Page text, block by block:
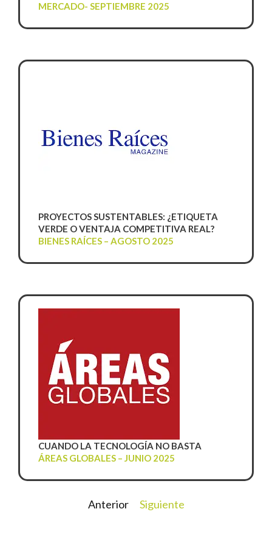
MERCADO- SEPTIEMBRE 2025
PROYECTOS SUSTENTABLES: ¿ETIQUETA
VERDE O VENTAJA COMPETITIVA REAL?
BIENES RAÍCES – AGOSTO 2025
CUANDO LA TECNOLOGÍA NO BASTA
ÁREAS GLOBALES – JUNIO 2025
Anterior Siguiente